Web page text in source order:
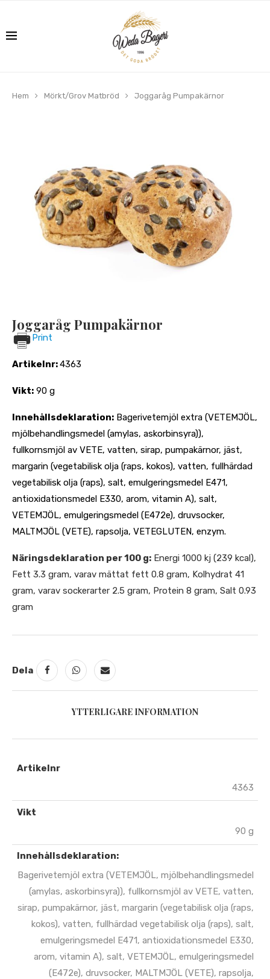
Hem Mörkt/Grov Matbröd Joggaråg Pumpakärnor
Joggaråg Pumpakärnor
Print
Artikelnr:4363
Vikt: 90 g
Innehållsdeklaration: Bagerivetemjöl extra (VETEMJÖL,
mjölbehandlingsmedel (amylas, askorbinsyra)),
fullkornsmjöl av VETE, vatten, sirap, pumpakärnor, jäst,
margarin (vegetabilisk olja (raps, kokos), vatten, fullhärdad
vegetabilisk olja (raps), salt, emulgeringsmedel E471,
antioxidationsmedel E330, arom, vitamin A), salt,
VETEMJÖL, emulgeringsmedel (E472e), druvsocker,
MALTMJÖL (VETE), rapsolja, VETEGLUTEN, enzym.
Näringsdeklaration per 100 g: Energi 1000 kj (239 kcal),
Fett 3.3 gram, varav mättat fett 0.8 gram, Kolhydrat 41
gram, varav sockerarter 2.5 gram, Protein 8 gram, Salt 0.93
gram
Dela
YTTERLIGARE INFORMATION
Artikelnr
4363
Vikt
90 g
Innehållsdeklaration:
Bagerivetemjöl extra (VETEMJÖL, mjölbehandlingsmedel
(amylas, askorbinsyra)), fullkornsmjöl av VETE, vatten,
sirap, pumpakärnor, jäst, margarin (vegetabilisk olja (raps,
kokos), vatten, fullhärdad vegetabilisk olja (raps), salt,
emulgeringsmedel E471, antioxidationsmedel E330,
arom, vitamin A), salt, VETEMJÖL, emulgeringsmedel
(E472e), druvsocker, MALTMJÖL (VETE), rapsolja,